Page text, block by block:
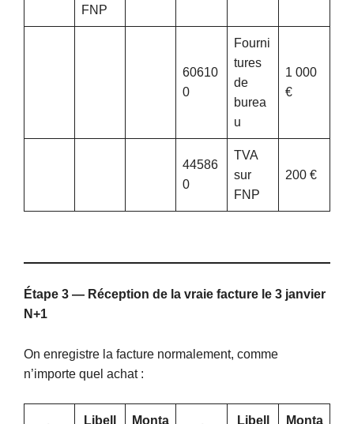
FNP
60610
0
Fourni
tures
de
burea
u
1 000
€
44586
0
TVA
sur
FNP
200 €
Étape 3 — Réception de la vraie facture le 3 janvier
N+1
On enregistre la facture normalement, comme
n’importe quel achat :
Libell
Monta
Libell
Monta